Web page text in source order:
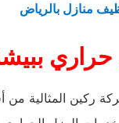
منازل بالرياض
ركين المثالية